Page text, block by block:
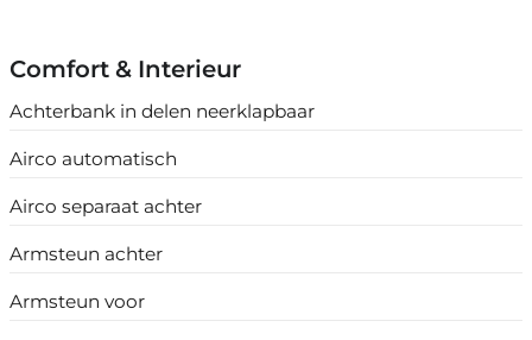
Comfort & Interieur
Achterbank in delen neerklapbaar
Airco automatisch
Airco separaat achter
Armsteun achter
Armsteun voor